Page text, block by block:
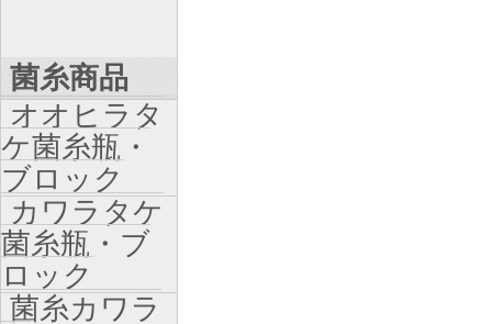
菌糸商品
オオヒラタ
ケ菌糸瓶・
ブロック
カワラタケ
菌糸瓶・ブ
ロック
菌糸カワラ